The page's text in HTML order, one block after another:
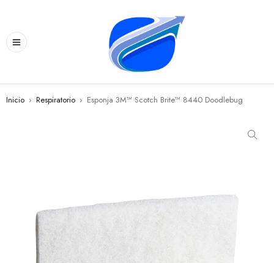
Inicio › Respiratorio › Esponja 3M™ Scotch Brite™ 8440 Doodlebug